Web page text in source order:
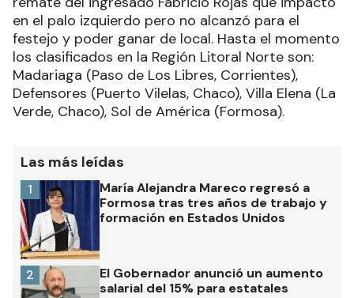
en el palo izquierdo pero no alcanzó para el
festejo y poder ganar de local. Hasta el momento
los clasificados en la Región Litoral Norte son:
Madariaga (Paso de Los Libres, Corrientes),
Defensores (Puerto Vilelas, Chaco), Villa Elena (La
Verde, Chaco), Sol de América (Formosa).
Las más leídas
María Alejandra Mareco regresó a
Formosa tras tres años de trabajo y
formación en Estados Unidos
1
El Gobernador anunció un aumento
salarial del 15% para estatales
2